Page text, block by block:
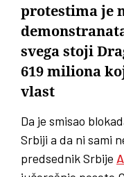
protestima je
svega stoji
619 miliona
vlast
Da je smisao
Srbiji a da ni sami
predsednik Srbije